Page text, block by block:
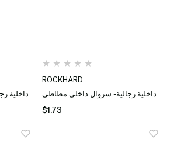
ملابس داخلية رجالية - سروال داخلي مطاطي
★ ★ ★ ★ ★
ROCKHARD
ملابس داخلية رجالية - سروال داخلي مطاطي
$1.73